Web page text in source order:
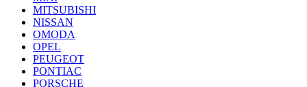
MITSUBISHI
NISSAN
OMODA
OPEL
PEUGEOT
PONTIAC
PORSCHE